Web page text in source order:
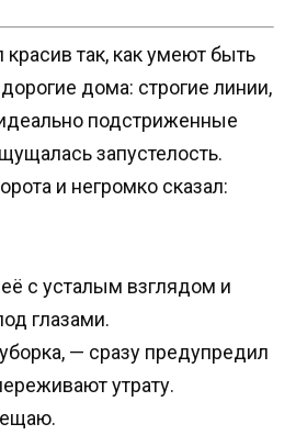
так, как умеют быть
дома: строгие линии,
подстриженные
запустелость.
и негромко сказал:
с усталым взглядом и
глазами.
— сразу предупредил
утрату.